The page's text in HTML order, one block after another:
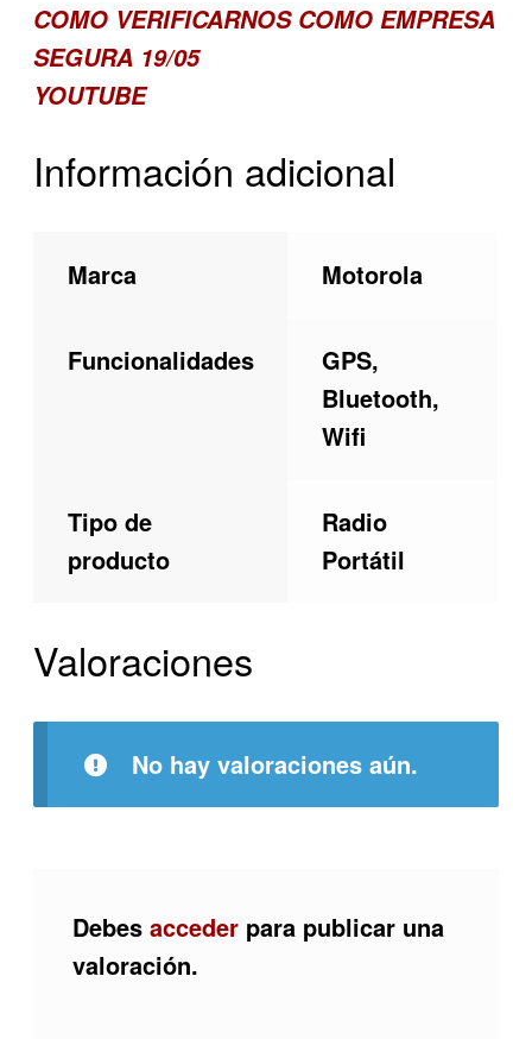
COMO VERIFICARNOS COMO EMPRESA
SEGURA 19/05
YOUTUBE
Información adicional
Marca Motorola
Funcionalidades
GPS,
Bluetooth,
Wifi
Tipo de
producto
Radio
Portátil
Valoraciones
No hay valoraciones aún.
Debes accederpara publicar una
valoración.